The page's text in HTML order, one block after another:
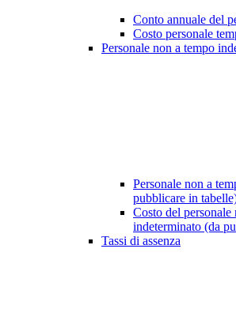
Conto annuale del
Costo personale
Personale non a tempo
Personale non a
pubblicare in
Costo del personale
indeterminato (da
Tassi di assenza